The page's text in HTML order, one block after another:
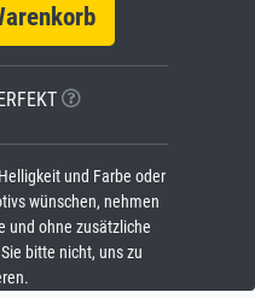
und Farbe oder
wünschen, nehmen
und ohne zusätzliche
bitte nicht, uns zu